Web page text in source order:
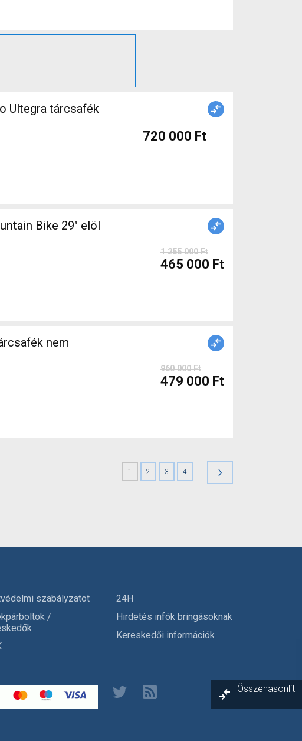
Ultegra tárcsafék
720 000 Ft
Bike 29" elöl
1 255 000 Ft
465 000 Ft
nem
960 000 Ft
479 000 Ft
1 2 3 4 ›
szabályzatot
/
24H
Hirdetés infók bringásoknak
Kereskedői információk
Összehasonlít